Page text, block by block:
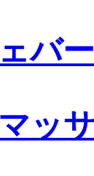
バー
ッ